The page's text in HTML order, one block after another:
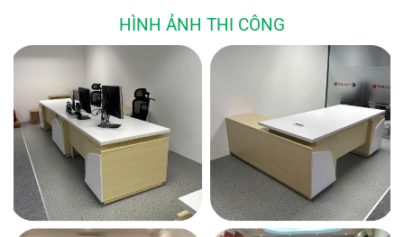
HÌNH ẢNH THI CÔNG